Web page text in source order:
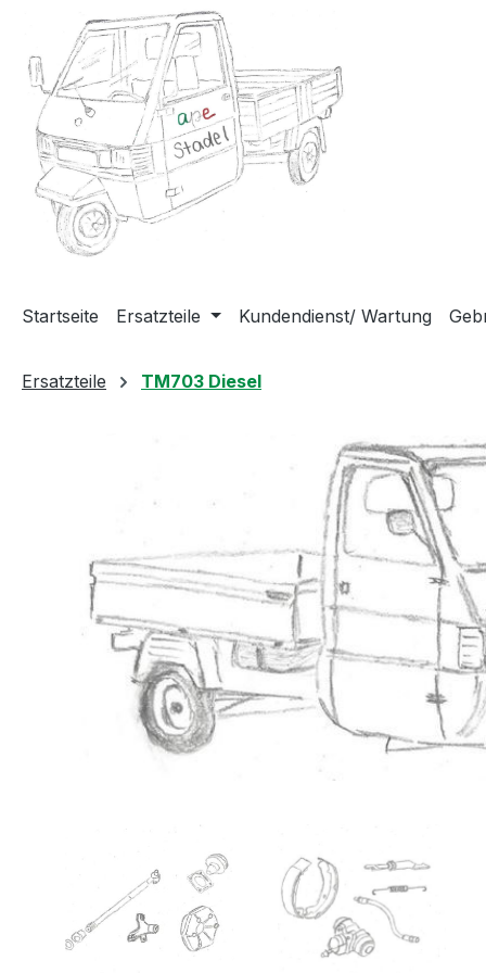
Hauptinhalt springen
Zur Suche springen
Zur Hauptnavigation springen
Startseite Ersatzteile Kundendienst/ Wartung
Ersatzteile TM703 Diesel